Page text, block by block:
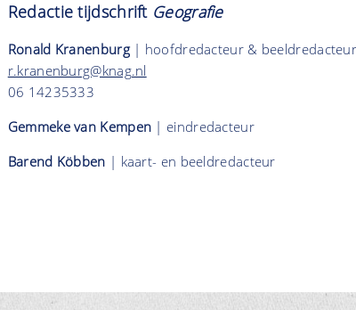
Redactie tijdschrift Geografie
Ronald Kranenburg | hoofdredacteur & beeldredacteur
r.kranenburg@knag.nl
06 14235333
Gemmeke van Kempen | eindredacteur
Barend Köbben | kaart- en beeldredacteur